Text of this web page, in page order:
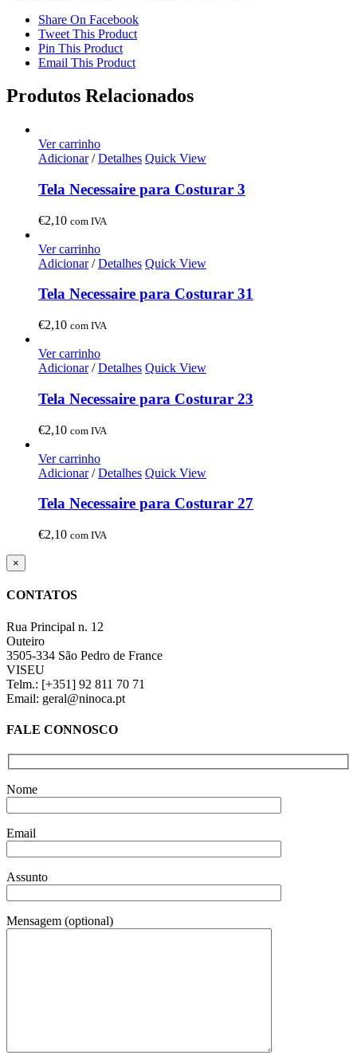
Share On Facebook
Tweet This Product
Pin This Product
Email This Product
Produtos Relacionados
Ver carrinho
Adicionar/ Detalhes Quick View
Tela Necessaire para Costurar 3
€2,10 com IVA
Ver carrinho
Adicionar/ Detalhes Quick View
Tela Necessaire para Costurar 31
€2,10 com IVA
Ver carrinho
Adicionar/ Detalhes Quick View
Tela Necessaire para Costurar 23
€2,10 com IVA
Ver carrinho
Adicionar/ Detalhes Quick View
Tela Necessaire para Costurar 27
€2,10 com IVA
Close
product
view
×
CONTATOS
Rua Principal n. 12
Outeiro
3505-334 São Pedro de France
VISEU
Telm.: [+351] 92 811 70 71
Email: geral@ninoca.pt
FALE CONNOSCO
Nome
Email
Assunto
Mensagem (optional)